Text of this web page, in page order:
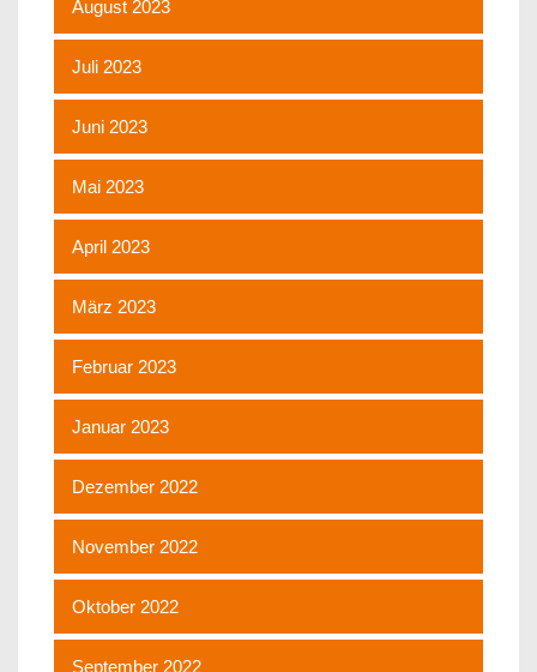
August 2023
Juli 2023
Juni 2023
Mai 2023
April 2023
März 2023
Februar 2023
Januar 2023
Dezember 2022
November 2022
Oktober 2022
September 2022